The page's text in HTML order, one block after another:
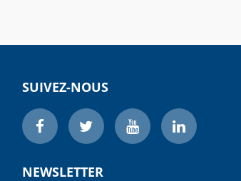
SUIVEZ-NOUS
NEWSLETTER